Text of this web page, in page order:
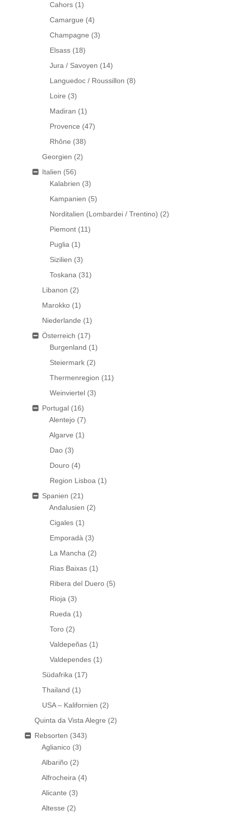
Cahors (1)
Camargue (4)
Champagne (3)
Elsass (18)
Jura / Savoyen (14)
Languedoc / Roussillon (8)
Loire (3)
Madiran (1)
Provence (47)
Rhône (38)
Georgien (2)
Italien (56)
Kalabrien (3)
Kampanien (5)
Norditalien (Lombardei / Trentino) (2)
Piemont (11)
Puglia (1)
Sizilien (3)
Toskana (31)
Libanon (2)
Marokko (1)
Niederlande (1)
Österreich (17)
Burgenland (1)
Steiermark (2)
Thermenregion (11)
Weinviertel (3)
Portugal (16)
Alentejo (7)
Algarve (1)
Dao (3)
Douro (4)
Region Lisboa (1)
Spanien (21)
Andalusien (2)
Cigales (1)
Emporadà (3)
La Mancha (2)
Rias Baixas (1)
Ribera del Duero (5)
Rioja (3)
Rueda (1)
Toro (2)
Valdepeñas (1)
Valdependes (1)
Südafrika (17)
Thailand (1)
USA – Kalifornien (2)
Quinta da Vista Alegre (2)
Rebsorten (343)
Aglianico (3)
Albariño (2)
Alfrocheira (4)
Alicante (3)
Altesse (2)